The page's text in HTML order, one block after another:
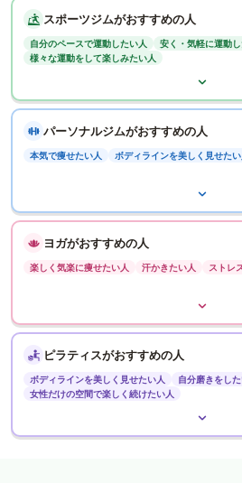
スポーツジムがおすすめの人
自分のペースで運動したい人
安く・気軽に運動
様々な運動をして楽しみたい人
パーソナルジムがおすすめの人
本気で痩せたい人 ボディラインを美しく見せたい
ヨガがおすすめの人
楽しく気楽に痩せたい人 汗かきたい人 ストレ
ピラティスがおすすめの人
ボディラインを美しく見せたい人
自分磨きをし
女性だけの空間で楽しく続けたい人